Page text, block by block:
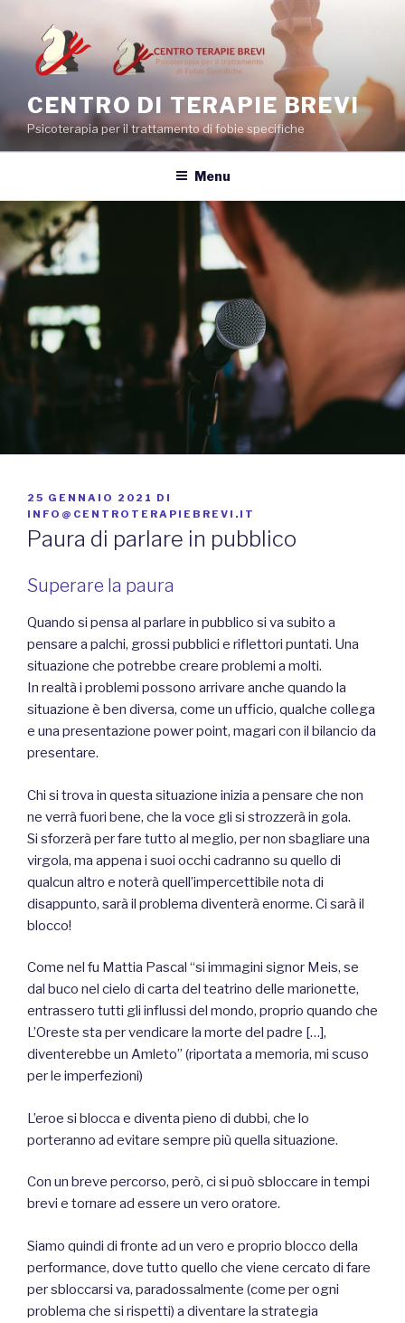
contenuto
CENTRO DI TERAPIE BREVI
Psicoterapia per il trattamento di fobie specifiche
Menu
PUBBLICATO
IL
25 GENNAIO 2021 DI
INFO@CENTROTERAPIEBREVI.IT
Paura di parlare in pubblico
Superare la paura
Quando si pensa al parlare in pubblico si va subito a
pensare a palchi, grossi pubblici e riflettori puntati. Una
situazione che potrebbe creare problemi a molti.
In realtà i problemi possono arrivare anche quando la
situazione è ben diversa, come un ufficio, qualche collega
e una presentazione power point, magari con il bilancio da
presentare.
Chi si trova in questa situazione inizia a pensare che non
ne verrà fuori bene, che la voce gli si strozzerà in gola.
Si sforzerà per fare tutto al meglio, per non sbagliare una
virgola, ma appena i suoi occhi cadranno su quello di
qualcun altro e noterà quell’impercettibile nota di
disappunto, sarà il problema diventerà enorme. Ci sarà il
blocco!
Come nel fu Mattia Pascal “si immagini signor Meis, se
dal buco nel cielo di carta del teatrino delle marionette,
entrassero tutti gli influssi del mondo, proprio quando che
L’Oreste sta per vendicare la morte del padre […],
diventerebbe un Amleto” (riportata a memoria, mi scuso
per le imperfezioni)
L’eroe si blocca e diventa pieno di dubbi, che lo
porteranno ad evitare sempre più quella situazione.
Con un breve percorso, però, ci si può sbloccare in tempi
brevi e tornare ad essere un vero oratore.
Siamo quindi di fronte ad un vero e proprio blocco della
performance, dove tutto quello che viene cercato di fare
per sbloccarsi va, paradossalmente (come per ogni
problema che si rispetti) a diventare la strategia